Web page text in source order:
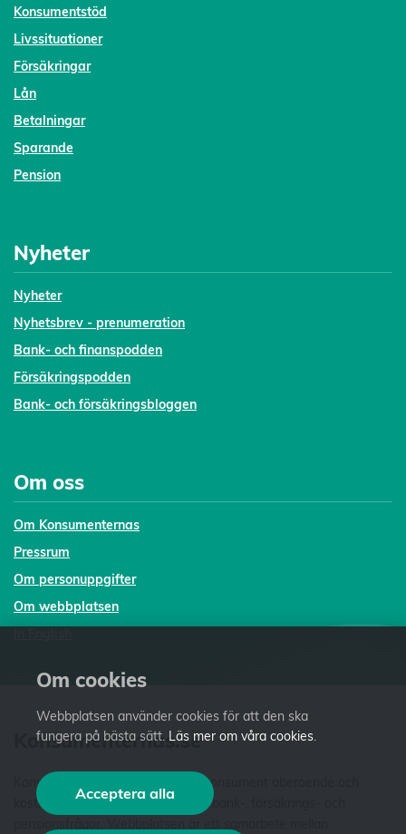
Konsumentstöd
Livssituationer
Försäkringar
Lån
Betalningar
Sparande
Pension
Nyheter
Nyheter
Nyhetsbrev - prenumeration
Bank- och finanspodden
Försäkringspodden
Bank- och försäkringsbloggen
Om oss
Om Konsumenternas
Pressrum
Om personuppgifter
Om webbplatsen
Konsumenternas.se
Konsumenternas.se ger dig som konsument oberoende och
kostnadsfri fakta och vägledning i bank-, försäkrings- och
Om cookies
Webbplatsen använder cookies för att den ska
fungera på bästa sätt. Läs mer om våra cookies.
Acceptera alla